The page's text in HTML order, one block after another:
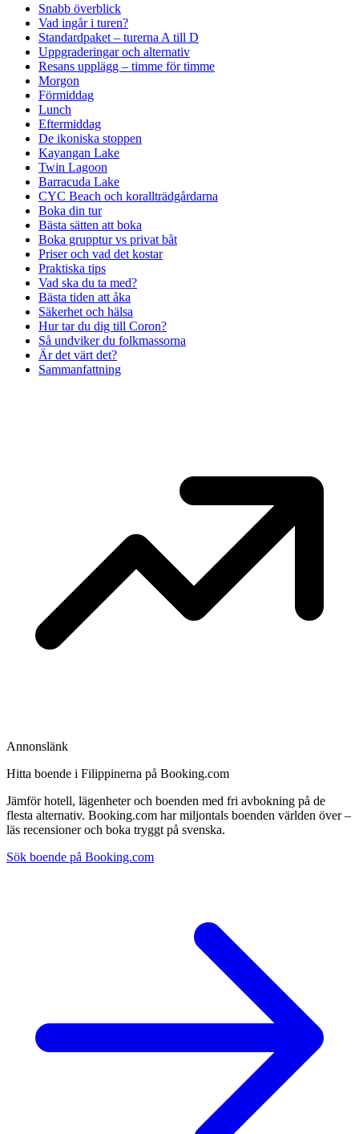
Snabb överblick
Vad ingår i turen?
Standardpaket – turerna A till D
Uppgraderingar och alternativ
Resans upplägg – timme för timme
Morgon
Förmiddag
Lunch
Eftermiddag
De ikoniska stoppen
Kayangan Lake
Twin Lagoon
Barracuda Lake
CYC Beach och korallträdgårdarna
Boka din tur
Bästa sätten att boka
Boka grupptur vs privat båt
Priser och vad det kostar
Praktiska tips
Vad ska du ta med?
Bästa tiden att åka
Säkerhet och hälsa
Hur tar du dig till Coron?
Så undviker du folkmassorna
Är det värt det?
Sammanfattning
Annonslänk
Hitta boende i Filippinerna på Booking.com
Jämför hotell, lägenheter och boenden med fri avbokning på de
flesta alternativ. Booking.com har miljontals boenden världen över –
läs recensioner och boka tryggt på svenska.
Sök boende på Booking.com